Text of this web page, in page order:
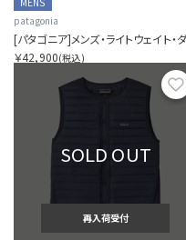
patagonia
￥42,900(税込)
SOLD OUT
再入荷受付